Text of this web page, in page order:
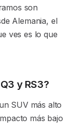
son
Alemania, el
ves es lo que
y RS3?
SUV más alto
más bajo